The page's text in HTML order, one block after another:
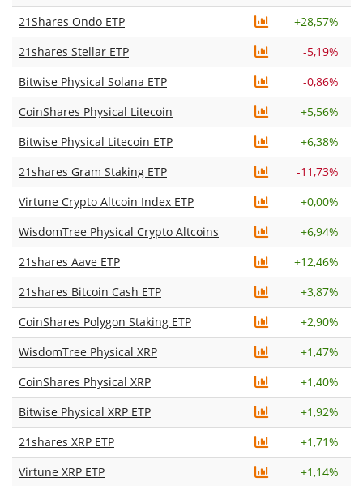
21Shares Ondo ETP
+28,57%
21shares Stellar ETP
-5,19%
Bitwise Physical Solana ETP
-0,86%
CoinShares Physical Litecoin
+5,56%
Bitwise Physical Litecoin ETP
+6,38%
21shares Gram Staking ETP
-11,73%
Virtune Crypto Altcoin Index ETP
+0,00%
WisdomTree Physical Crypto Altcoins
+6,94%
21shares Aave ETP
+12,46%
21shares Bitcoin Cash ETP
+3,87%
CoinShares Polygon Staking ETP
+2,90%
WisdomTree Physical XRP
+1,47%
CoinShares Physical XRP
+1,40%
Bitwise Physical XRP ETP
+1,92%
21shares XRP ETP
+1,71%
Virtune XRP ETP
+1,14%